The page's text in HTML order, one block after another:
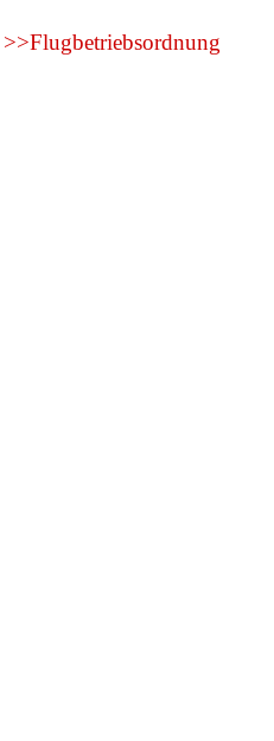
>>Flugbetriebsordnung